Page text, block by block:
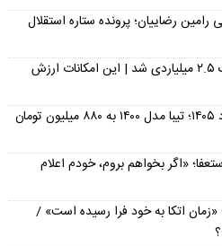
رامین رضاییان؛ پرونده ستاره استقلال
شوک قیمتی دنا پلاس؛ اتوماتیک ۲.۵ میلیاردی شد | این امکانات ارزش
قیمت تیبا کارکرده امروز ۱۶ مرداد ۱۴۰۵؛ تیبا مدل ۱۴۰۰ به ۸۸۰ میلیون تومان
«اگر بخواهم بروم، خودم اعلام
اتکا به خود فرا رسیده است» /